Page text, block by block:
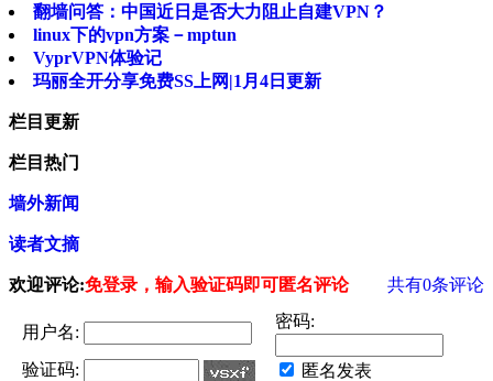
翻墙问答：中国近日是否大力阻止自建VPN？
linux下的vpn方案－mptun
VyprVPN体验记
玛丽全开分享免费SS上网|1月4日更新
栏目更新
栏目热门
墙外新闻
读者文摘
欢迎评论:免登录，输入验证码即可匿名评论 共有0条评论
用户名:
密码:
验证码: 匿名发表